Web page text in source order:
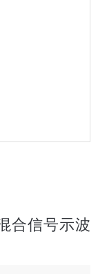
合信号示波